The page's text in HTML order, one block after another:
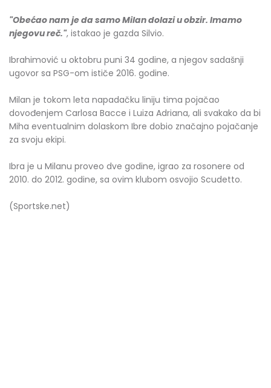
"Obećao nam je da samo Milan dolazi u obzir. Imamo
njegovu reč.", istakao je gazda Silvio.
Ibrahimović u oktobru puni 34 godine, a njegov sadašnji
ugovor sa PSG-om ističe 2016. godine.
Milan je tokom leta napadačku liniju tima pojačao
dovođenjem Carlosa Bacce i Luiza Adriana, ali svakako da bi
Miha eventualnim dolaskom Ibre dobio značajno pojačanje
za svoju ekipi.
Ibra je u Milanu proveo dve godine, igrao za rosonere od
2010. do 2012. godine, sa ovim klubom osvojio Scudetto.
(Sportske.net)